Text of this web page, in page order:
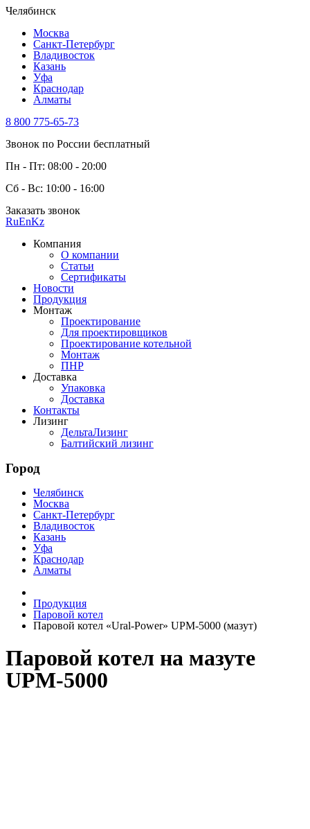
Челябинск
Москва
Санкт-Петербург
Владивосток
Казань
Уфа
Краснодар
Алматы
8 800 775-65-73
Звонок по России бесплатный
Пн - Пт: 08:00 - 20:00
Сб - Вс: 10:00 - 16:00
Заказать звонок
RuEnKz
Компания
О компании
Статьи
Сертификаты
Новости
Продукция
Монтаж
Проектирование
Для проектировщиков
Проектирование котельной
Монтаж
ПНР
Доставка
Упаковка
Доставка
Контакты
Лизинг
ДельтаЛизинг
Балтийский лизинг
Город
Челябинск
Москва
Санкт-Петербург
Владивосток
Казань
Уфа
Краснодар
Алматы
Продукция
Паровой котел
Паровой котел «Ural-Power» UPM-5000 (мазут)
Паровой котел на мазуте
UPM-5000